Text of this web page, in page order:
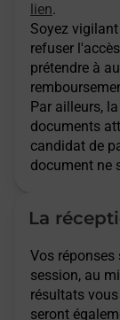
lien.
Soyez
refuser
prétendre à
Par ailleurs,
documents
candidat de
document ne
La
Vos réponses
session, au
résultats
seront